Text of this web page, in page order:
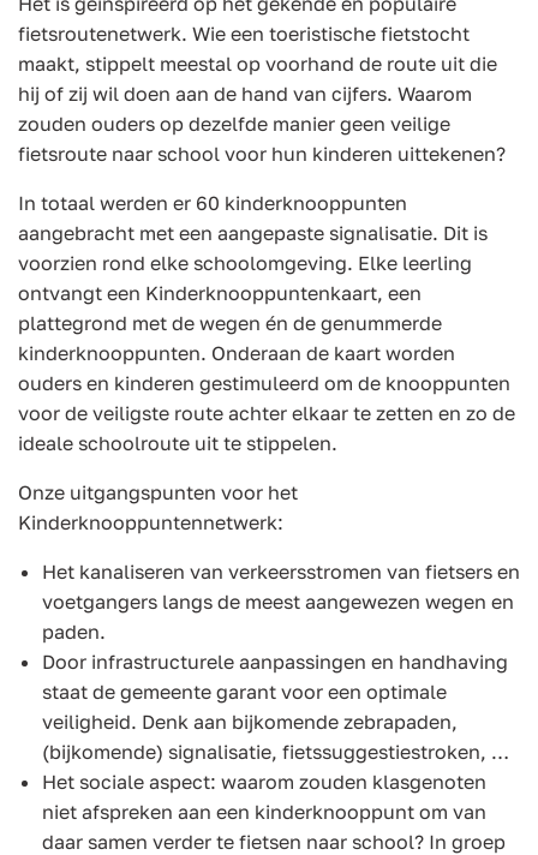
fietsroutenetwerk. Wie een toeristische fietstocht
maakt, stippelt meestal op voorhand de route uit die
hij of zij wil doen aan de hand van cijfers. Waarom
zouden ouders op dezelfde manier geen veilige
fietsroute naar school voor hun kinderen uittekenen?
In totaal werden er 60 kinderknooppunten
aangebracht met een aangepaste signalisatie. Dit is
voorzien rond elke schoolomgeving. Elke leerling
ontvangt een Kinderknooppuntenkaart, een
plattegrond met de wegen én de genummerde
kinderknooppunten. Onderaan de kaart worden
ouders en kinderen gestimuleerd om de knooppunten
voor de veiligste route achter elkaar te zetten en zo de
ideale schoolroute uit te stippelen.
Onze uitgangspunten voor het
Kinderknooppuntennetwerk:
Het kanaliseren van verkeersstromen van fietsers en
voetgangers langs de meest aangewezen wegen en
paden.
Door infrastructurele aanpassingen en handhaving
staat de gemeente garant voor een optimale
veiligheid. Denk aan bijkomende zebrapaden,
(bijkomende) signalisatie, fietssuggestiestroken, …
Het sociale aspect: waarom zouden klasgenoten
niet afspreken aan een kinderknooppunt om van
daar samen verder te fietsen naar school? In groep